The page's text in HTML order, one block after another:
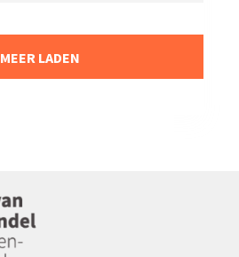
MEER LADEN